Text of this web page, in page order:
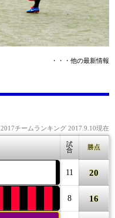
・・・他の最新情報
2017チームランキング 2017.9.10現在
試
合
勝点
11 20
8 16